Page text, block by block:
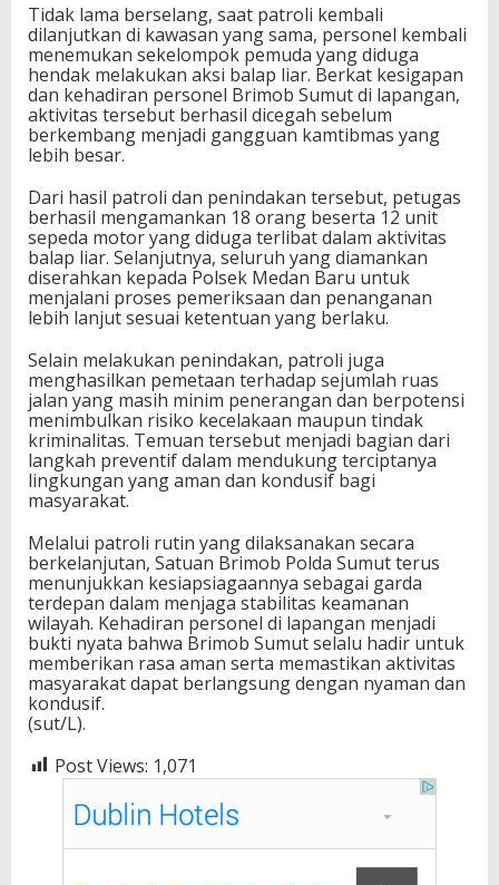
Tidak lama berselang, saat patroli kembali
dilanjutkan di kawasan yang sama, personel kembali
menemukan sekelompok pemuda yang diduga
hendak melakukan aksi balap liar. Berkat kesigapan
dan kehadiran personel Brimob Sumut di lapangan,
aktivitas tersebut berhasil dicegah sebelum
berkembang menjadi gangguan kamtibmas yang
lebih besar.
Dari hasil patroli dan penindakan tersebut, petugas
berhasil mengamankan 18 orang beserta 12 unit
sepeda motor yang diduga terlibat dalam aktivitas
balap liar. Selanjutnya, seluruh yang diamankan
diserahkan kepada Polsek Medan Baru untuk
menjalani proses pemeriksaan dan penanganan
lebih lanjut sesuai ketentuan yang berlaku.
Selain melakukan penindakan, patroli juga
menghasilkan pemetaan terhadap sejumlah ruas
jalan yang masih minim penerangan dan berpotensi
menimbulkan risiko kecelakaan maupun tindak
kriminalitas. Temuan tersebut menjadi bagian dari
langkah preventif dalam mendukung terciptanya
lingkungan yang aman dan kondusif bagi
masyarakat.
Melalui patroli rutin yang dilaksanakan secara
berkelanjutan, Satuan Brimob Polda Sumut terus
menunjukkan kesiapsiagaannya sebagai garda
terdepan dalam menjaga stabilitas keamanan
wilayah. Kehadiran personel di lapangan menjadi
bukti nyata bahwa Brimob Sumut selalu hadir untuk
memberikan rasa aman serta memastikan aktivitas
masyarakat dapat berlangsung dengan nyaman dan
kondusif.
(sut/L).
Post Views: 1,071